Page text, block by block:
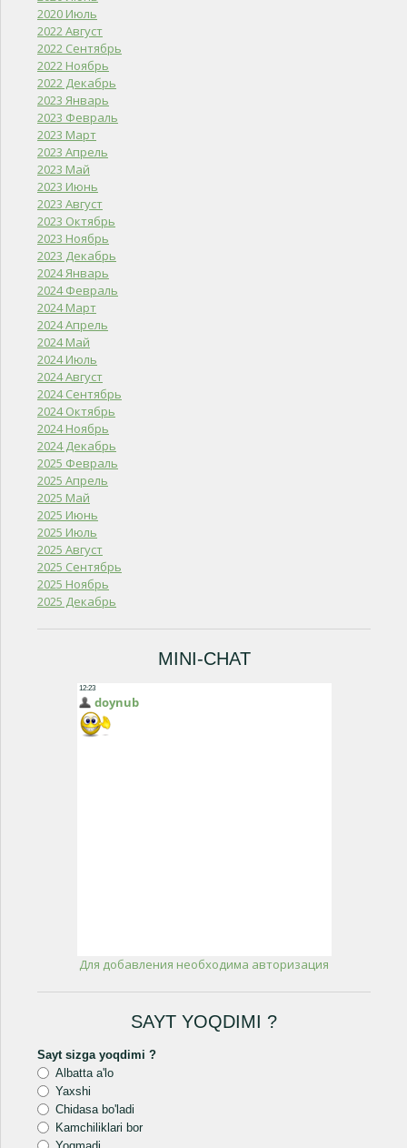
2020 Июль
2022 Август
2022 Сентябрь
2022 Ноябрь
2022 Декабрь
2023 Январь
2023 Февраль
2023 Март
2023 Апрель
2023 Май
2023 Июнь
2023 Август
2023 Октябрь
2023 Ноябрь
2023 Декабрь
2024 Январь
2024 Февраль
2024 Март
2024 Апрель
2024 Май
2024 Июль
2024 Август
2024 Сентябрь
2024 Октябрь
2024 Ноябрь
2024 Декабрь
2025 Февраль
2025 Апрель
2025 Май
2025 Июнь
2025 Июль
2025 Август
2025 Сентябрь
2025 Ноябрь
2025 Декабрь
MINI-CHAT
Для добавления необходима авторизация
SAYT YOQDIMI ?
Sayt sizga yoqdimi ?
Albatta a'lo
Yaxshi
Chidasa bo'ladi
Kamchiliklari bor